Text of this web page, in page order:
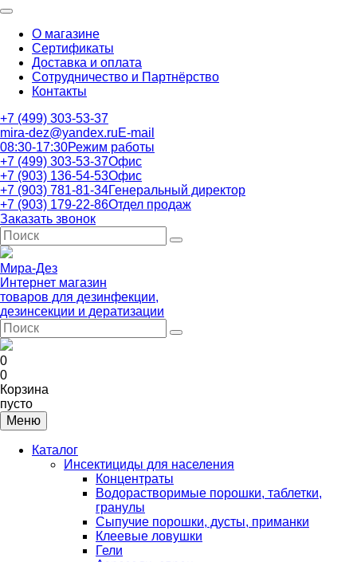
О магазине
Сертификаты
Доставка и оплата
Сотрудничество и Партнёрство
Контакты
+7 (499) 303-53-37
mira-dez@yandex.ruE-mail
08:30-17:30Режим работы
+7 (499) 303-53-37Офис
+7 (903) 136-54-53Офис
+7 (903) 781-81-34Генеральный директор
+7 (903) 179-22-86Отдел продаж
Заказать звонок
Мира-Дез
Интернет магазин
товаров для дезинфекции,
дезинсекции и дератизации
0
0
Корзина
пусто
Меню
Каталог
Инсектициды для населения
Концентраты
Водорастворимые порошки, таблетки,
гранулы
Сыпучие порошки, дусты, приманки
Клеевые ловушки
Гели